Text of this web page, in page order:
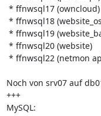
Noch von srv07 auf
+++
MySQL: